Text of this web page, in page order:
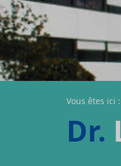
Vous êtes ici :
Dr.